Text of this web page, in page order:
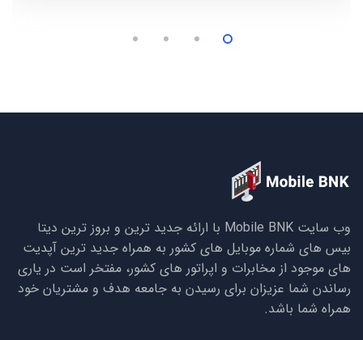
وب سایت Mobile BNK با ارائه جدید ترین و بروز ترین دیتا
بیس های شماره موبایل های کشور به همراه جدید ترین آپدیت
های موجود از مخابرات و اپراتور های کشور، مفتخر است در یاری
رساندن شما عزیزان برای رسیدن به جامعه هدف و مشتریان خود
همراه شما باشد.